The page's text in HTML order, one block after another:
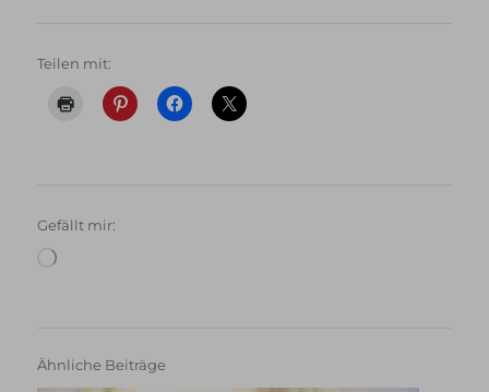
Teilen mit:
Gefällt mir:
Wird
geladen …
Ähnliche Beiträge